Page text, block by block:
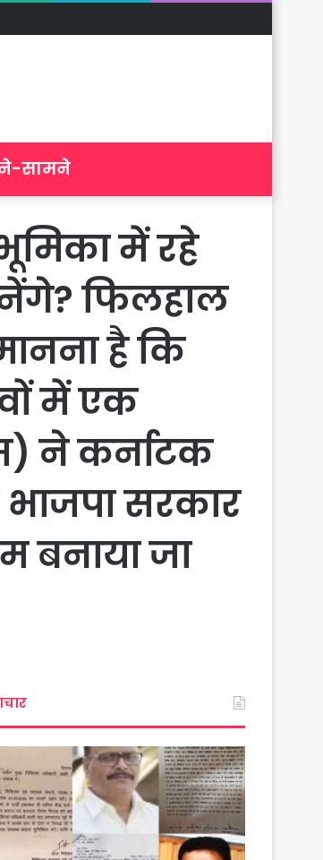
सामने
में रहे
फिलहाल
है कि
में एक
ने कर्नाटक
भाजपा सरकार
बनाया जा